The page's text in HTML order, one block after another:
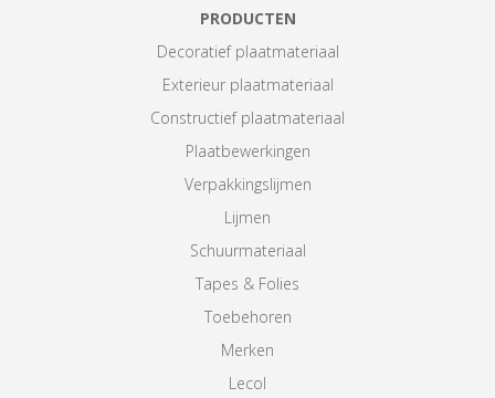
PRODUCTEN
Decoratief plaatmateriaal
Exterieur plaatmateriaal
Constructief plaatmateriaal
Plaatbewerkingen
Verpakkingslijmen
Lijmen
Schuurmateriaal
Tapes & Folies
Toebehoren
Merken
Lecol